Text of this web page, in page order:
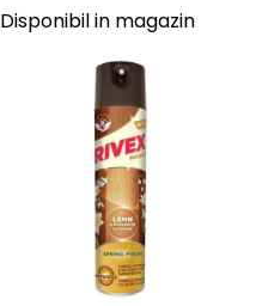
Disponibil in magazin